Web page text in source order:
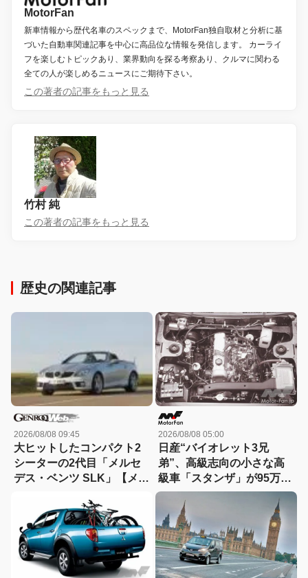
MotorFan
新車情報から歴代名車のスペックまで、MotorFan独自取材と分析に基
づいた自動車関連記事を中心に高品位な情報を発信します。 カーライ
フを楽しむトピックあり、業界動向を探る考察あり、クルマに関わる
全ての人が楽しめるニュースにご期待下さい。
この著者の記事をもっと見る
竹村 純
この著者の記事をもっと見る
歴史の関連記事
2026/08/08 09:45
大ヒットしたコンパクト2
シーターの2代目「メルセ
デス・ベンツ SLK」【メル
2026/08/08 05:00
日産“バイオレット3兄
弟”、高級志向の小さな高
級車「スタンザ」が95万円
～77年誕生【今日は何の
日？8月8日】